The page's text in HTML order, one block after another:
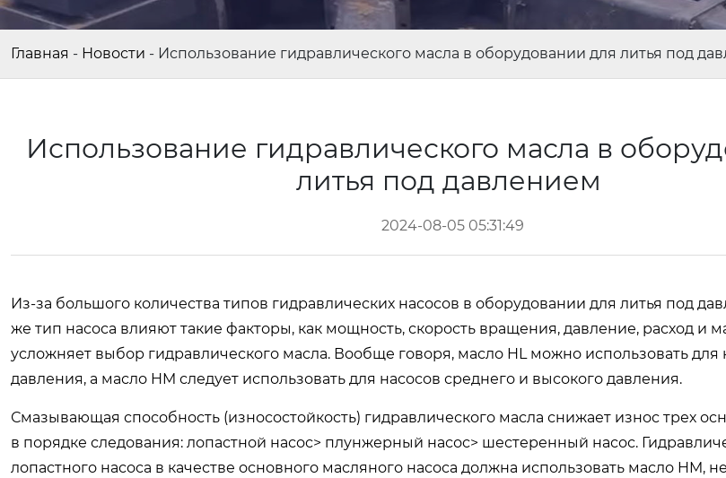
Главная - Новости - Использование гидравлического масла в оборудовании для литья под
Использование гидравлического масла в
литья под давлением
2024-08-05 05:31:49
Из-за большого количества типов гидравлических насосов в оборудовании для литья под
же тип насоса влияют такие факторы, как мощность, скорость вращения, давление, расход и
усложняет выбор гидравлического масла. Вообще говоря, масло HL можно использовать для
давления, а масло HM следует использовать для насосов среднего и высокого давления.
Смазывающая способность (износостойкость) гидравлического масла снижает износ трех
в порядке следования: лопастной насос> плунжерный насос> шестеренный насос.
лопастного насоса в качестве основного масляного насоса должна использовать масло HM,